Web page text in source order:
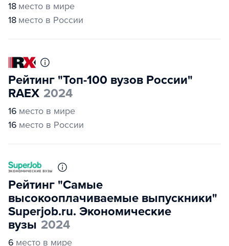
18 место в мире
18 место в России
Рейтинг "Топ-100 вузов России"
RAEX 2024
16 место в мире
16 место в России
Рейтинг "Самые
высокооплачиваемые выпускники"
Superjob.ru. Экономические
вузы 2024
6 место в мире